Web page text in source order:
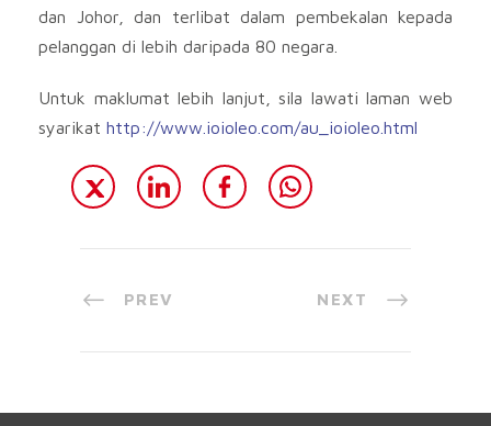
dan Johor, dan terlibat dalam pembekalan kepada
pelanggan di lebih daripada 80 negara.
Untuk maklumat lebih lanjut, sila lawati laman web
syarikat http://www.ioioleo.com/au_ioioleo.html
PREV NEXT